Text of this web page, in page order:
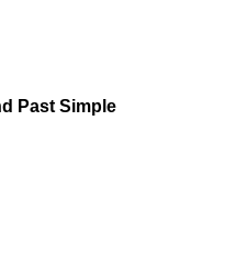
Past Simple